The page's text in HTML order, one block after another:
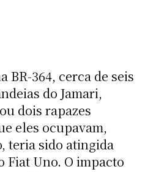
BR-364, cerca de seis
do Jamari,
dois rapazes
eles ocupavam,
teria sido atingida
Fiat Uno. O impacto